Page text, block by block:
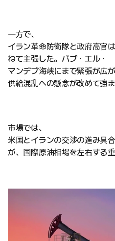
一方で、
イラン革命防衛隊と政府高官
ねて主張した。バブ・エル・
マンデブ海峡にまで緊張が広
供給混乱への懸念が改めて強ま
市場では、
米国とイランの交渉の進み具
が、国際原油相場を左右する